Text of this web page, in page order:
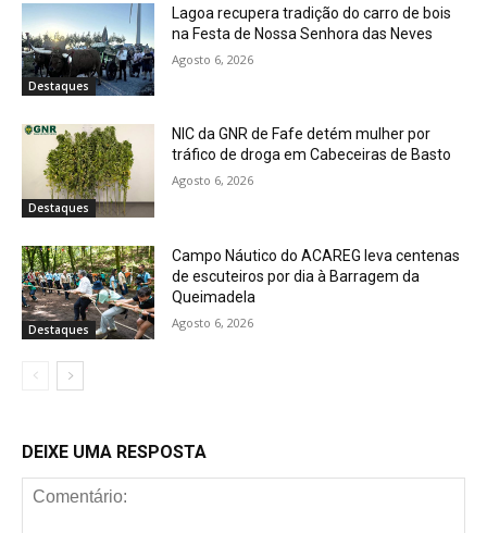
Destaques
Lagoa recupera tradição do carro de bois
na Festa de Nossa Senhora das Neves
Agosto 6, 2026
Destaques
NIC da GNR de Fafe detém mulher por
tráfico de droga em Cabeceiras de Basto
Agosto 6, 2026
Destaques
Campo Náutico do ACAREG leva centenas
de escuteiros por dia à Barragem da
Queimadela
Agosto 6, 2026
DEIXE UMA RESPOSTA